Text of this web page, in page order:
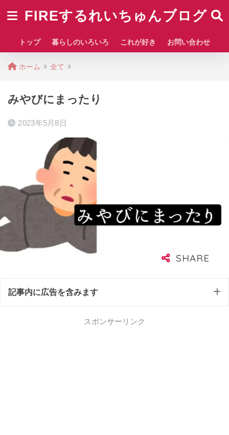
FIREするれいちゅんブログ
トップ 暮らしのいろいろ これが好き お問い合わせ
ホーム 全て
みやびにまったり
2023年5月8日
記事内に広告を含みます
スポンサーリンク